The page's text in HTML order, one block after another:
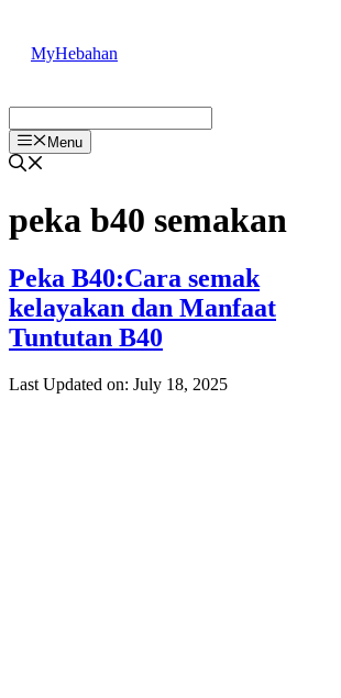
content
MyHebahan
Menu
peka b40 semakan
Peka B40:Cara semak
kelayakan dan Manfaat
Tuntutan B40
Last Updated on: July 18, 2025